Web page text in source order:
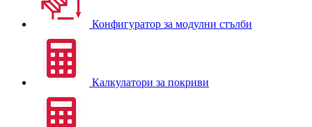
Конфигуратор за модулни стълби
Калкулатори за покриви